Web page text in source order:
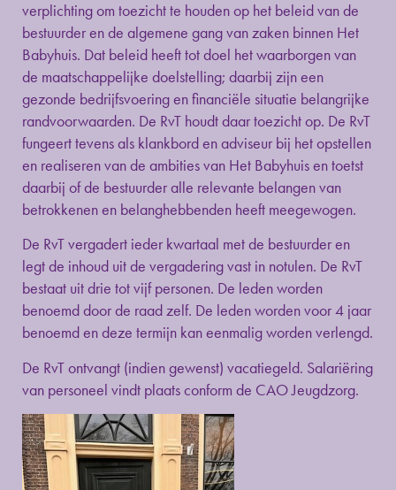
verplichting om toezicht te houden op het beleid van de
bestuurder en de algemene gang van zaken binnen Het
Babyhuis. Dat beleid heeft tot doel het waarborgen van
de maatschappelijke doelstelling; daarbij zijn een
gezonde bedrijfsvoering en financiële situatie belangrijke
randvoorwaarden. De RvT houdt daar toezicht op. De RvT
fungeert tevens als klankbord en adviseur bij het opstellen
en realiseren van de ambities van Het Babyhuis en toetst
daarbij of de bestuurder alle relevante belangen van
betrokkenen en belanghebbenden heeft meegewogen.
De RvT vergadert ieder kwartaal met de bestuurder en
legt de inhoud uit de vergadering vast in notulen. De RvT
bestaat uit drie tot vijf personen. De leden worden
benoemd door de raad zelf. De leden worden voor 4 jaar
benoemd en deze termijn kan eenmalig worden verlengd.
De RvT ontvangt (indien gewenst) vacatiegeld. Salariëring
van personeel vindt plaats conform de CAO Jeugdzorg.